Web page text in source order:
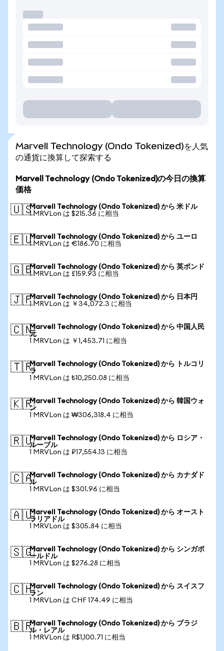
Marvell Technology (Ondo Tokenized)を人気
の通貨に換算して探索する
Marvell Technology (Ondo Tokenized)の今日の換算
価格
🇺🇸Marvell Technology (Ondo Tokenized) から 米ドル
1 MRVLon は $215.36 に相当
🇪🇺Marvell Technology (Ondo Tokenized) から ユーロ
1 MRVLon は €186.70 に相当
🇬🇧Marvell Technology (Ondo Tokenized) から 英ポンド
1 MRVLon は £159.93 に相当
🇯🇵Marvell Technology (Ondo Tokenized) から 日本円
1 MRVLon は ￥34,072.3 に相当
🇨🇳Marvell Technology (Ondo Tokenized) から 中国人民
元
1 MRVLon は ￥1,453.71 に相当
🇹🇷Marvell Technology (Ondo Tokenized) から トルコリ
ラ
1 MRVLon は ₺10,250.08 に相当
🇰🇷Marvell Technology (Ondo Tokenized) から 韓国ウォ
ン
1 MRVLon は ₩306,318.4 に相当
🇷🇺Marvell Technology (Ondo Tokenized) から ロシア・
ルーブル
1 MRVLon は ₽17,554.13 に相当
🇨🇦Marvell Technology (Ondo Tokenized) から カナダド
ル
1 MRVLon は $301.96 に相当
🇦🇺Marvell Technology (Ondo Tokenized) から オースト
ラリアドル
1 MRVLon は $305.84 に相当
🇸🇬Marvell Technology (Ondo Tokenized) から シンガポ
ールドル
1 MRVLon は $276.28 に相当
🇨🇭Marvell Technology (Ondo Tokenized) から スイスフ
ラン
1 MRVLon は CHF 174.49 に相当
🇧🇷Marvell Technology (Ondo Tokenized) から ブラジ
ル・レアル
1 MRVLon は R$1,100.71 に相当